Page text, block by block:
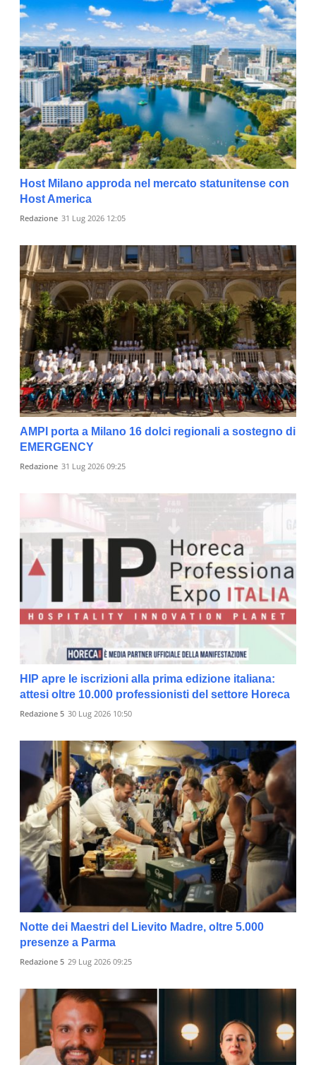
Host Milano approda nel mercato statunitense con
Host America
Redazione 31 Lug 2026 12:05
AMPI porta a Milano 16 dolci regionali a sostegno di
EMERGENCY
Redazione 31 Lug 2026 09:25
HIP apre le iscrizioni alla prima edizione italiana:
attesi oltre 10.000 professionisti del settore Horeca
Redazione 5 30 Lug 2026 10:50
Notte dei Maestri del Lievito Madre, oltre 5.000
presenze a Parma
Redazione 5 29 Lug 2026 09:25